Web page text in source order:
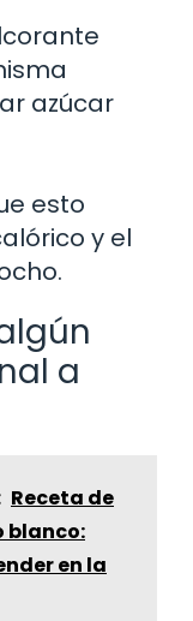
azúcar
esto
y el
a
Receta de
blanco:
en la